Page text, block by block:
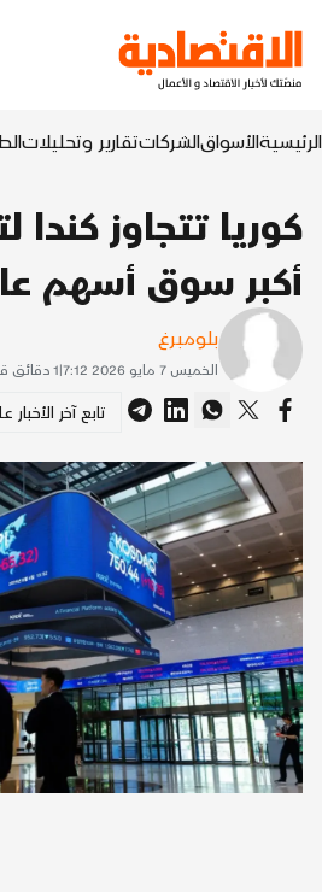
الرئيسيةالأسواقالشركاتتقارير وتحليلات
كوريا تتجاوز كندا
أكبر سوق أسهم
بلومبرغ
الخميس 7 مايو 2026 7:12 |
1 دقائق
تابع آخر